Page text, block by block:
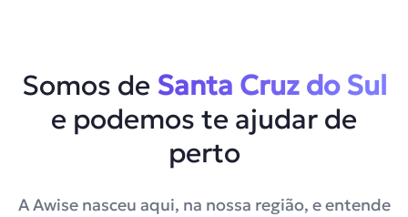
Somos de Santa Cruz do Sul
e podemos te ajudar de
perto
A Awise nasceu aqui, na nossa região, e entende